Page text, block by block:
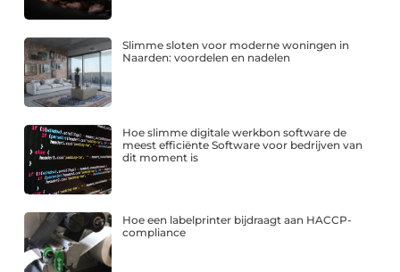
Slimme sloten voor moderne woningen in
Naarden: voordelen en nadelen
Hoe slimme digitale werkbon software de
meest efficiënte Software voor bedrijven van
dit moment is
Hoe een labelprinter bijdraagt aan HACCP-
compliance